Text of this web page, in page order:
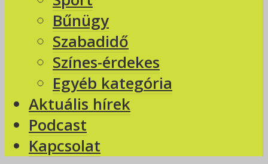
Bűnügy
Szabadidő
Színes-érdekes
Egyéb kategória
Aktuális hírek
Podcast
Kapcsolat